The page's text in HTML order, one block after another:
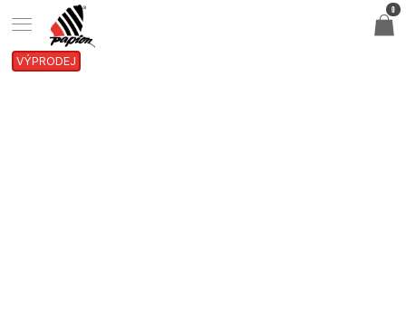
VÝPRODEJ
0